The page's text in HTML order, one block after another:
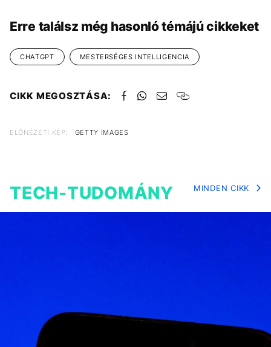
(4)
Erre találsz még hasonló témájú cikkeket
CHATGPT MESTERSÉGES INTELLIGENCIA
CIKK MEGOSZTÁSA:
ELŐNÉZETI KÉP: GETTY IMAGES
TECH-TUDOMÁNY MINDEN CIKK